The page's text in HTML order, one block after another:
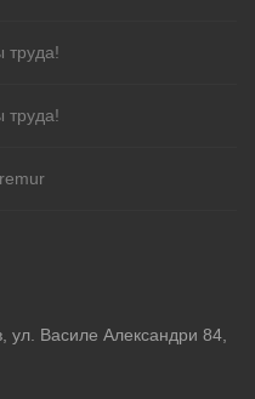
труда!
труда!
ул. Василе Александри 84,